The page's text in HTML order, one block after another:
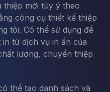
thiệp mời tùy ý theo
công cụ thiết kế thiệp
tôi. Có thể sử dụng để
từ dịch vụ in ấn của
lượng, chuyển thiệp
thể tạo danh sách và